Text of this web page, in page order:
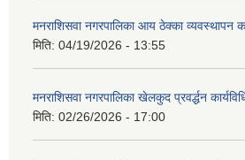
मनराशिसवा नगरपालिका आय ठेक्का व्यवस्थापन
मिति: 04/19/2026 - 13:55
मनराशिसवा नगरपालिका खेलकुद प्रवर्द्धन
मिति: 02/26/2026 - 17:00